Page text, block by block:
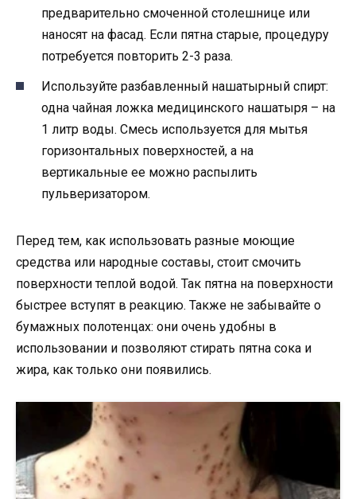
предварительно смоченной столешнице или
наносят на фасад. Если пятна старые, процедуру
потребуется повторить 2-3 раза.
Используйте разбавленный нашатырный спирт:
одна чайная ложка медицинского нашатыря – на
1 литр воды. Смесь используется для мытья
горизонтальных поверхностей, а на
вертикальные ее можно распылить
пульверизатором.
Перед тем, как использовать разные моющие
средства или народные составы, стоит смочить
поверхности теплой водой. Так пятна на поверхности
быстрее вступят в реакцию. Также не забывайте о
бумажных полотенцах: они очень удобны в
использовании и позволяют стирать пятна сока и
жира, как только они появились.